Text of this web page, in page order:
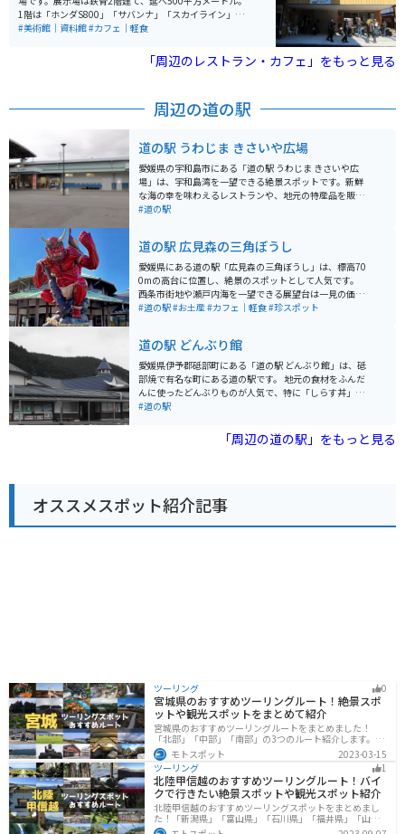
1階は「ホンダS800」「サバンナ」「スカイライン」な
どの1950～90年代の自動車約15台。2階は人気だった
金は高校生以上500円、中学生300円、小学生以下無
料。営業時間は午前10時から午後5時。カフェも併設さ
#美術館｜資料館#カフェ｜軽食
「周辺のレストラン・カフェ」をもっと見る
周辺の道の駅
道の駅 うわじま きさいや広場
愛媛県の宇和島市にある「道の駅 うわじま きさいや広
場」は、宇和島湾を一望できる絶景スポットです。新鮮
な海の幸を味わえるレストランや、地元の特産品を販売
するショップなどがあり、観光客に人気です。 特に、宇
ス式海岸線を走る絶景ルートも楽しめます。駐車場も広
く、休憩場所としても最適です。 お土産には、宇和島真
珠や伊予柑を使ったお菓子などが人気です。
#道の駅
道の駅 広見森の三角ぼうし
愛媛県にある道の駅「広見森の三角ぼうし」は、標高70
0mの高台に位置し、絶景のスポットとして人気です。
西条市街地や瀬戸内海を一望できる展望台は一見の価値
あり。 特に夜は、きらめく街の灯りが美しく、ロマンチ
り、ドライブ中の休憩にもぴったりです。 愛媛県の名産
品であるみかんジュースや、地元産の食材を使った料理
も楽しめます。 バイクで訪れる際は、駐車場も広く、景
色が良いのでツーリングの休憩スポットにおすすめで
す。 ただし、山の上なので、天候の変化に注意し、防寒
られる「滑床渓谷」など、観光スポットも点在している
#道の駅#お土産#カフェ｜軽食#珍スポット
道の駅 どんぶり館
愛媛県伊予郡砥部町にある「道の駅 どんぶり館」は、砥
部焼で有名な町にある道の駅です。 地元の食材をふんだ
んに使ったどんぶりものが人気で、特に「しらす丼」や
「伊予牛丼」がおすすめです。 お土産には、美しい砥部
訪れる場合、道の駅には広々とした駐車場が完備されて
いるので安心です。 周辺には、砥部焼の窯元が点在して
#道の駅
「周辺の道の駅」をもっと見る
オススメスポット紹介記事
ツーリング 0
宮城県のおすすめツーリングルート！絶景スポ
ットや観光スポットをまとめて紹介
宮城県のおすすめツーリングルートをまとめました！
「北部」「中部」「南部」の3つのルート紹介します。キ
ツネ村や広大な山や滝、湖などを歴史や自然を満喫する
ツーリングができます。バイクで宮城県にツーリングに
行く際は参考にしてください。
モトスポット
2023-03-15
ツーリング
1
北陸甲信越のおすすめツーリングルート！バイ
クで行きたい絶景スポットや観光スポット紹介
北陸甲信越のおすすめツーリングスポットをまとめまし
た！「新潟県」「富山県」「石川県」「福井県」「山梨
県」「長野県」の各県の観光地紹介します。自然豊かな